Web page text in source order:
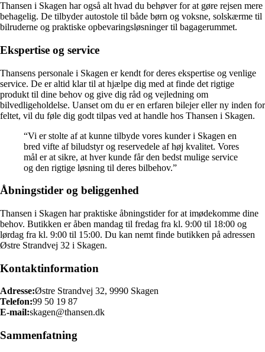
Thansen i Skagen har også alt hvad du behøver for at gøre rejsen mere
behagelig. De tilbyder autostole til både børn og voksne, solskærme til
bilruderne og praktiske opbevaringsløsninger til bagagerummet.
Ekspertise og service
Thansens personale i Skagen er kendt for deres ekspertise og venlige
service. De er altid klar til at hjælpe dig med at finde det rigtige
produkt til dine behov og give dig råd og vejledning om
bilvedligeholdelse. Uanset om du er en erfaren bilejer eller ny inden for
feltet, vil du føle dig godt tilpas ved at handle hos Thansen i Skagen.
“Vi er stolte af at kunne tilbyde vores kunder i Skagen en
bred vifte af biludstyr og reservedele af høj kvalitet. Vores
mål er at sikre, at hver kunde får den bedst mulige service
og den rigtige løsning til deres bilbehov.”
Åbningstider og beliggenhed
Thansen i Skagen har praktiske åbningstider for at imødekomme dine
behov. Butikken er åben mandag til fredag ​​fra kl. 9:00 til 18:00 og
lørdag fra kl. 9:00 til 15:00. Du kan nemt finde butikken på adressen
Østre Strandvej 32 i Skagen.
Kontaktinformation
Adresse:Østre Strandvej 32, 9990 Skagen
Telefon:99 50 19 87
E-mail:skagen@thansen.dk
Sammenfatning